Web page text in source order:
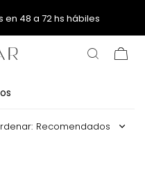
en 48 a 72 hs hábiles
Recomendados